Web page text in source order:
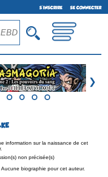
S'INSCRIRE SE CONNECTER
❯
information sur la naissance de cet
non précisée(s)
Aucune biographie pour cet auteur.